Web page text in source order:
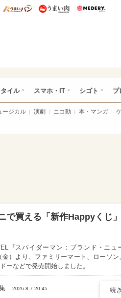
ー特集
うまいめし うまいパン うまい肉
イル スマホ・IT シゴト プ
ージカル 演劇 ニコ動 本・マンガ
で買える「新作Happyくじ
『スパイダーマン：ブランド・ニュ
金）より、ファミリーマート、ローソン
ーなどで発売開始しました。
2026.8.7 20:45 続